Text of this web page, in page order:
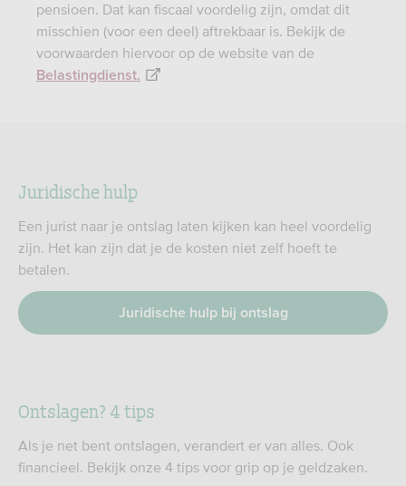
pensioen. Dat kan fiscaal voordelig zijn, omdat dit
misschien (voor een deel) aftrekbaar is. Bekijk de
voorwaarden hiervoor op de website van de
Belastingdienst.
Juridische hulp
Een jurist naar je ontslag laten kijken kan heel voordelig
zijn. Het kan zijn dat je de kosten niet zelf hoeft te
betalen.
Juridische hulp bij ontslag
Ontslagen? 4 tips
Als je net bent ontslagen, verandert er van alles. Ook
financieel. Bekijk onze 4 tips voor grip op je geldzaken.